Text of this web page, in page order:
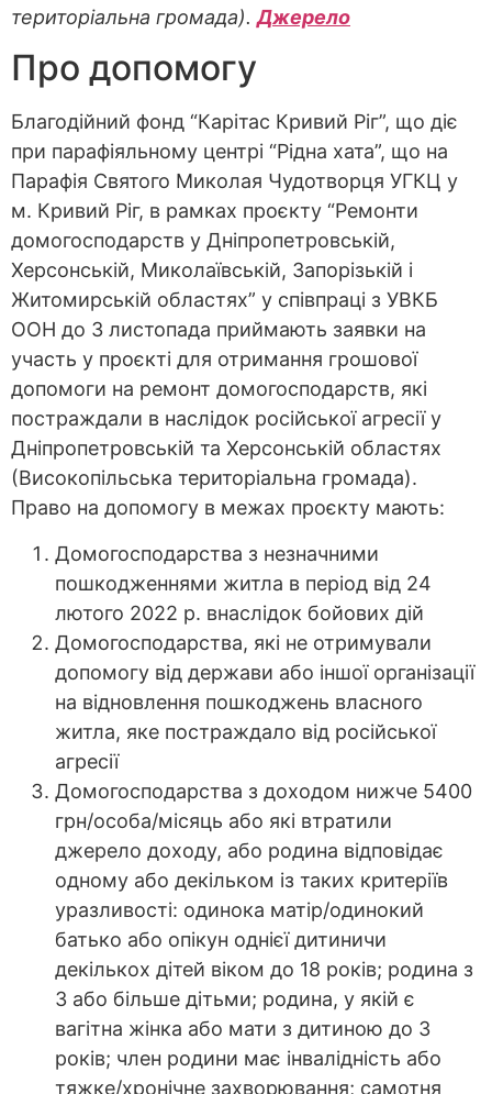
територіальна громада).Джерело
Про допомогу
Благодійний фонд “Карітас Кривий Ріг”, що діє
при парафіяльному центрі “Рідна хата”, що на
Парафія Святого Миколая Чудотворця УГКЦ у
м. Кривий Ріг, в рамках проєкту “Ремонти
домогосподарств у Дніпропетровській,
Херсонській, Миколаївській, Запорізькій і
Житомирській областях” у співпраці з УВКБ
ООН до 3 листопада приймають заявки на
участь у проєкті для отримання грошової
допомоги на ремонт домогосподарств, які
постраждали в наслідок російської агресії у
Дніпропетровській та Херсонській областях
(Високопільська територіальна громада).
Право на допомогу в межах проєкту мають:
Домогосподарства з незначними
пошкодженнями житла в період від 24
лютого 2022 р. внаслідок бойових дій
Домогосподарства, які не отримували
допомогу від держави або іншої організації
на відновлення пошкоджень власного
житла, яке постраждало від російської
агресії
Домогосподарства з доходом нижче 5400
грн/особа/місяць або які втратили
джерело доходу, або родина відповідає
одному або декільком із таких критеріїв
уразливості: одинока матір/одинокий
батько або опікун однієї дитиничи
декількох дітей віком до 18 років; родина з
3 або більше дітьми; родина, у якій є
вагітна жінка або мати з дитиною до 3
років; член родини має інвалідність або
тяжке/хронічне захворювання; самотня